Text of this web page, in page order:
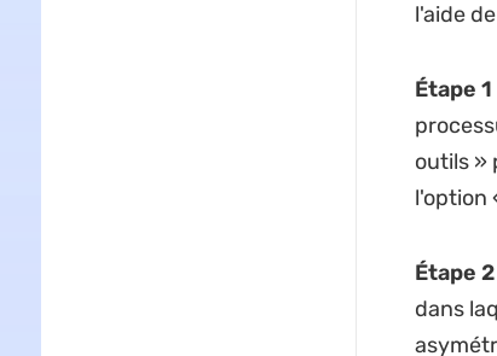
l'aide
Étape 1
outils »
l'option
Étape 2
dans